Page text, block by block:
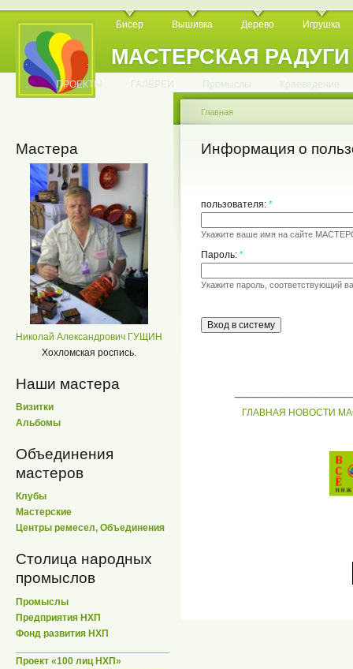
МАСТЕРСКАЯ РАДУГИ
Бисер Вышивка Дерево Игрушка
. . . . . . . . . . .
. ПРОЕКТЫ ГАЛЕРЕИ Промыслы Краеведение
Мастера
Николай Александрович ГУЩИН
Хохломская роспись.
Наши мастера
Визитки
Альбомы
Объединения
мастеров
Клубы
Мастерские
Центры ремесел, Объединения
Столица народных
промыслов
Промыслы
Предприятия НХП
Фонд развития НХП
Проект «100 лиц НХП»
Главная
Информация о
пользователя: *
Укажите ваше имя на сайте
Пароль: *
Укажите пароль, соответствующий
ГЛАВНАЯ НОВОСТИ